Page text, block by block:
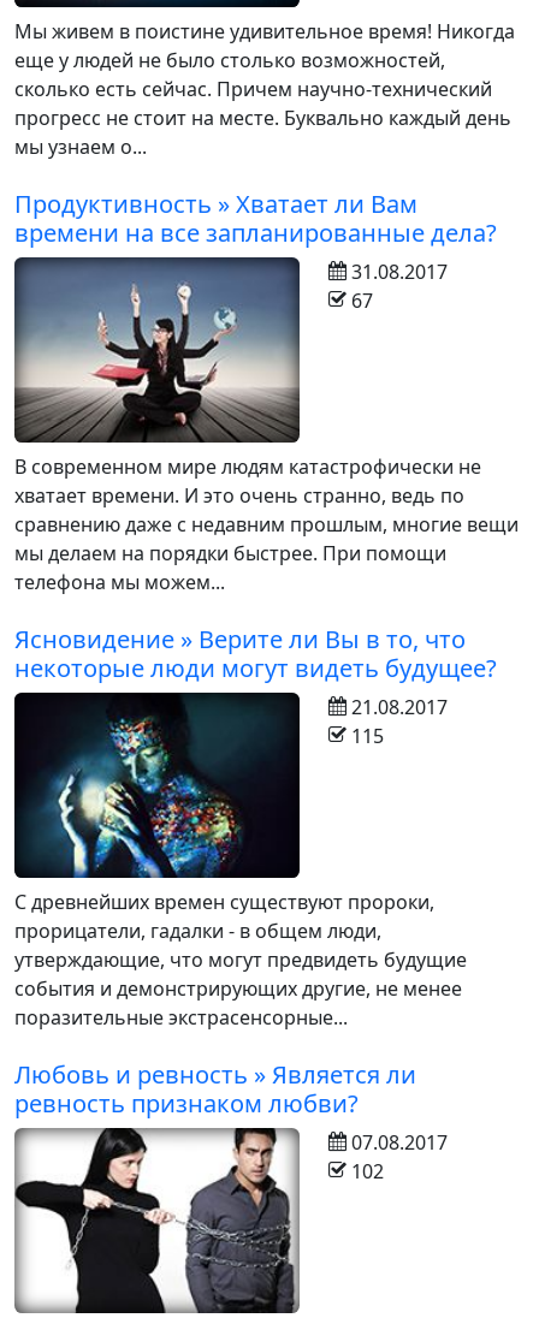
Мы живем в поистине удивительное время! Никогда
еще у людей не было столько возможностей,
сколько есть сейчас. Причем научно-технический
прогресс не стоит на месте. Буквально каждый день
мы узнаем о...
Продуктивность » Хватает ли Вам
времени на все запланированные дела?
В современном мире людям катастрофически не
хватает времени. И это очень странно, ведь по
сравнению даже с недавним прошлым, многие вещи
мы делаем на порядки быстрее. При помощи
телефона мы можем...
31.08.2017
67
Ясновидение » Верите ли Вы в то, что
некоторые люди могут видеть будущее?
С древнейших времен существуют пророки,
прорицатели, гадалки - в общем люди,
утверждающие, что могут предвидеть будущие
события и демонстрирующих другие, не менее
поразительные экстрасенсорные...
21.08.2017
115
Любовь и ревность » Является ли
ревность признаком любви?
07.08.2017
102